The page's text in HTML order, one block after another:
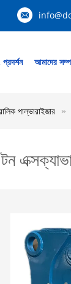
আমাদের
পাল্ভারাইজার